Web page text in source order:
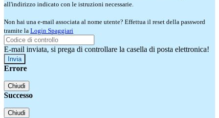
all'indirizzo indicato con le istruzioni necessarie.
Non hai una e-mail associata al nome utente? Effettua il reset della password
tramite la Login Spaggiari
E-mail inviata, si prega di controllare la casella di posta elettronica!
Errore
Chiudi
Successo
Chiudi